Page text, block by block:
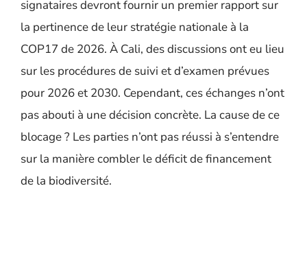
signataires devront fournir un premier rapport sur
la pertinence de leur stratégie nationale à la
COP17 de 2026. À Cali, des discussions ont eu lieu
sur les procédures de suivi et d’examen prévues
pour 2026 et 2030. Cependant, ces échanges n’ont
pas abouti à une décision concrète. La cause de ce
blocage ? Les parties n’ont pas réussi à s’entendre
sur la manière combler le déficit de financement
de la biodiversité.